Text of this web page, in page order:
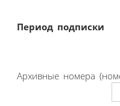
Период подписки
Архивные номера